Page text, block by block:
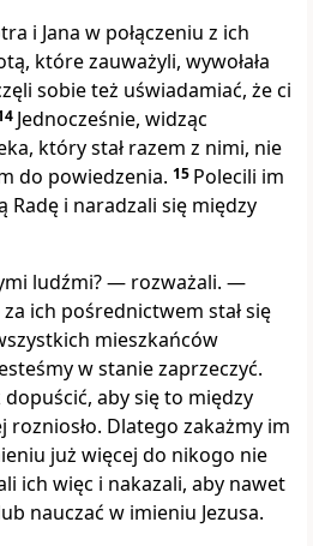
i Jana w połączeniu z ich
które zauważyli, wywołała
sobie też uświadamiać, że ci
Jednocześnie, widząc
który stał razem z nimi, nie
do powiedzenia. 15 Polecili im
Radę i naradzali się między
ludźmi? — rozważali. —
ich pośrednictwem stał się
mieszkańców
w stanie zaprzeczyć.
aby się to między
rozniosło. Dlatego zakażmy im
już więcej do nikogo nie
ich więc i nakazali, aby nawet
nauczać w imieniu Jezusa.